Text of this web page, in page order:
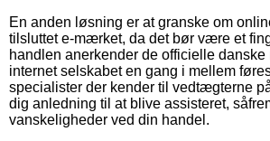
En anden løsning er at granske om
tilsluttet e-mærket, da det bør være et
handlen anerkender de officielle danske
internet selskabet en gang i mellem
specialister der kender til vedtægterne
dig anledning til at blive assisteret,
vanskeligheder ved din handel.